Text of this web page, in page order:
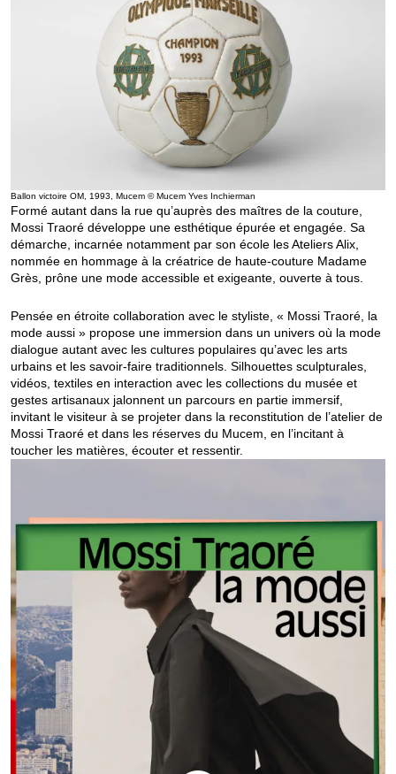
Ballon victoire OM, 1993, Mucem © Mucem Yves Inchierman
Formé autant dans la rue qu’auprès des maîtres de la couture,
Mossi Traoré développe une esthétique épurée et engagée. Sa
démarche, incarnée notamment par son école les Ateliers Alix,
nommée en hommage à la créatrice de haute-couture Madame
Grès, prône une mode accessible et exigeante, ouverte à tous.
Pensée en étroite collaboration avec le styliste, « Mossi Traoré, la
mode aussi » propose une immersion dans un univers où la mode
dialogue autant avec les cultures populaires qu’avec les arts
urbains et les savoir-faire traditionnels. Silhouettes sculpturales,
vidéos, textiles en interaction avec les collections du musée et
gestes artisanaux jalonnent un parcours en partie immersif,
invitant le visiteur à se projeter dans la reconstitution de l’atelier de
Mossi Traoré et dans les réserves du Mucem, en l’incitant à
toucher les matières, écouter et ressentir.